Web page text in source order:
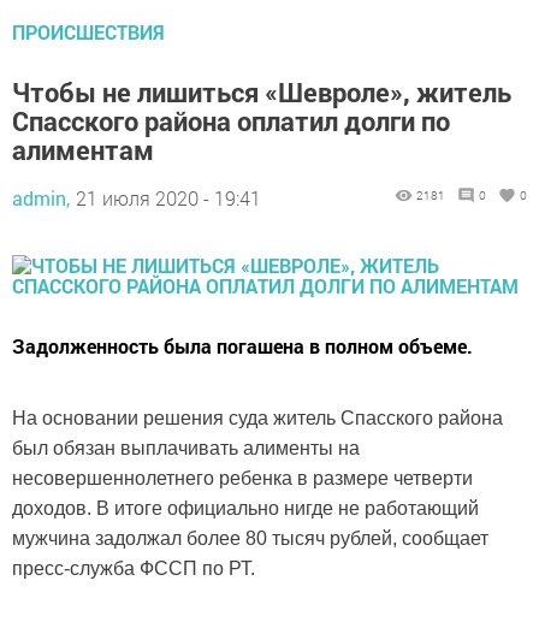
ПРОИСШЕСТВИЯ
Чтобы не лишиться «Шевроле», житель
Спасского района оплатил долги по
алиментам
admin, 21 июля 2020 - 19:41 2181 0 0
Задолженность была погашена в полном объеме.
На основании решения суда житель Спасского района
был обязан выплачивать алименты на
несовершеннолетнего ребенка в размере четверти
доходов. В итоге официально нигде не работающий
мужчина задолжал более 80 тысяч рублей, сообщает
пресс-служба ФССП по РТ.